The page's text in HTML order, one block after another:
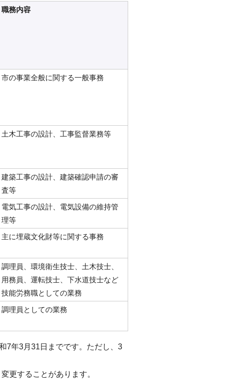
職務内容
市の事業全般に関する一般事務
土木工事の設計、工事監督業務等
建築工事の設計、建築確認申請の審
査等
電気工事の設計、電気設備の維持管
理等
主に埋蔵文化財等に関する事務
調理員、環境衛生技士、土木技士、
用務員、運転技士、下水道技士など
技能労務職としての業務
調理員としての業務
7年3月31日までです。ただし、3
更することがあります。